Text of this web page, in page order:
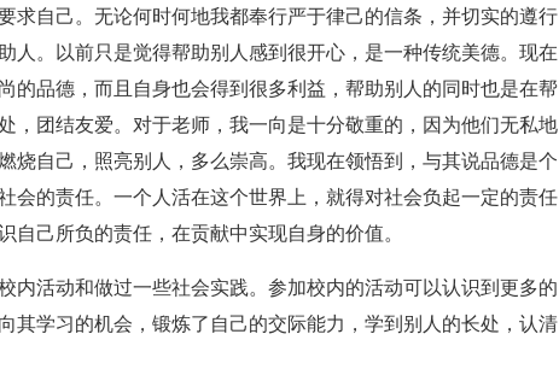
求自己。无论何时何地我都奉行严于律己的信条，并切实的遵行
人。以前只是觉得帮助别人感到很开心，是一种传统美德。现在
的品德，而且自身也会得到很多利益，帮助别人的同时也是在帮
，团结友爱。对于老师，我一向是十分敬重的，因为他们无私地
烧自己，照亮别人，多么崇高。我现在领悟到，与其说品德是个
会的责任。一个人活在这个世界上，就得对社会负起一定的责任
自己所负的责任，在贡献中实现自身的价值。
内活动和做过一些社会实践。参加校内的活动可以认识到更多的
其学习的机会，锻炼了自己的交际能力，学到别人的长处，认清